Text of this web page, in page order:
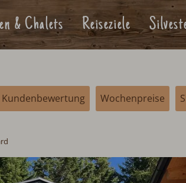
& Chalets Reiseziele
Kundenbewertung Wochenpreise